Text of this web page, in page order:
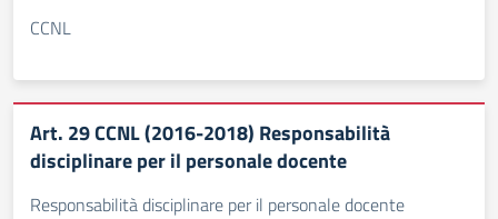
CCNL
Art. 29 CCNL (2016-2018) Responsabilità
disciplinare per il personale docente
Responsabilità disciplinare per il personale docente